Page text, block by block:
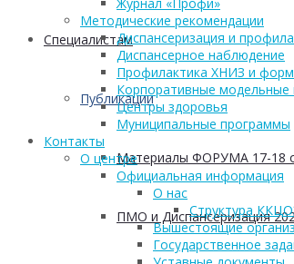
Cпециалистам
Публикации
Материалы ФОРУМА 17-18
ПМО и Диспансеризация
Журнал «Профи»
Методические рекомендации
Диспансеризация и
Диспансерное наблюдение
Профилактика ХНИЗ и
Корпоративные модельные
Центры здоровья
Муниципальные программы
Контакты
О центре
Официальная информация
О нас
Структура
Вышестоящие
Государственное